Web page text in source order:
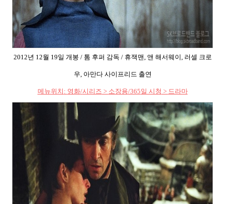
2012년 12월 19일 개봉 / 톰 후퍼 감독 / 휴잭맨, 앤 해서웨이, 러셀 크로
우, 아만다 사이프리드 출연
메뉴위치 : 영화/시리즈 > 소장용/365일 시청 > 드라마